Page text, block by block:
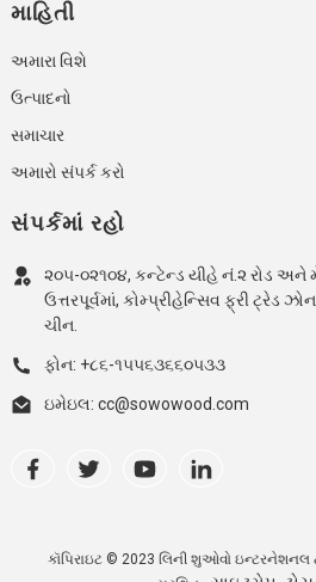
માહિતી
અમારા વિશે
ઉત્પાદનો
સમાચાર
અમારો સંપર્ક કરો
સંપર્કમાં રહો
૨૦૫-૦૨૧૦૪, કન્ટેન્ડ યીહે નં.૨ રોડ અને
ઉત્તરપૂર્વમાં, કોમ્પ્રીહેન્સિવ ફ્રી ટ્રેડ
ચીન.
ફોન: +૮૬-૧૫૫૬૩૬૬૦૫૩૩
ઇમેઇલ: cc@sowowood.com
કૉપિરાઇટ © 2023 લિની શુઓવો ઇન્ટરનેશનલ